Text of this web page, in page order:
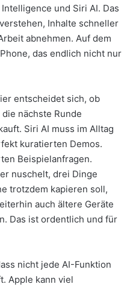
und Siri AI. Das
Inhalte schneller
abnehmen. Auf dem
das endlich nicht nur
entscheidet sich, ob
nächste Runde
Siri AI muss im Alltag
kuratierten Demos.
Beispielanfragen.
nuschelt, drei Dinge
trotzdem kapieren soll,
auch ältere Geräte
Das ist ordentlich und für
nicht jede AI-Funktion
Apple kann viel